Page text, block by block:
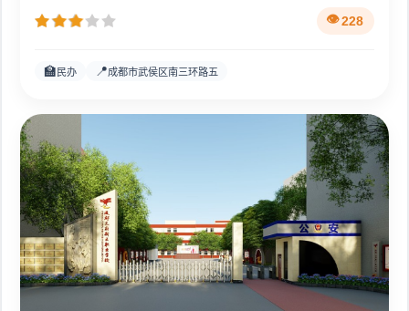
228
🏫 民办 📍成都市武侯区南三环路五